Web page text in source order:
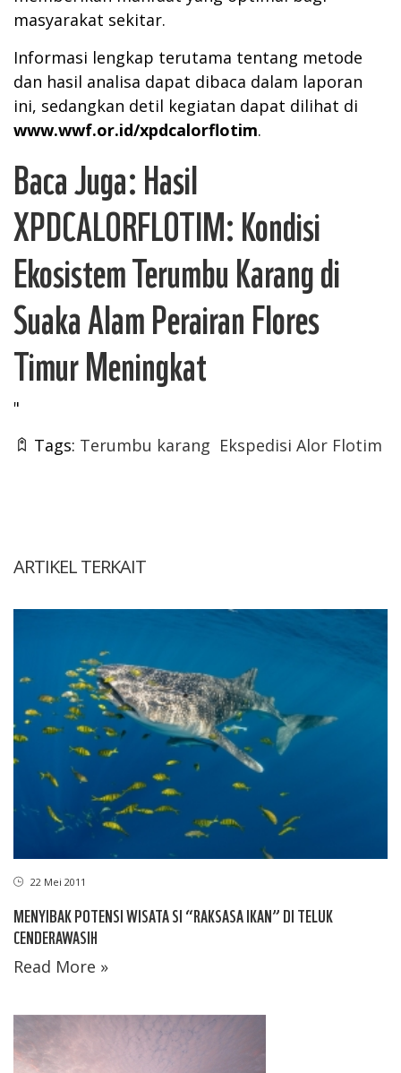
masyarakat sekitar.
Informasi lengkap terutama tentang metode
dan hasil analisa dapat dibaca dalam laporan
ini, sedangkan detil kegiatan dapat dilihat di
www.wwf.or.id/xpdcalorflotim.
Baca Juga: Hasil
XPDCALORFLOTIM: Kondisi
Ekosistem Terumbu Karang di
Suaka Alam Perairan Flores
Timur Meningkat
"
Tags: Terumbu karang Ekspedisi Alor Flotim
ARTIKEL TERKAIT
22 Mei 2011
MENYIBAK POTENSI WISATA SI “RAKSASA IKAN” DI TELUK
CENDERAWASIH
Read More »